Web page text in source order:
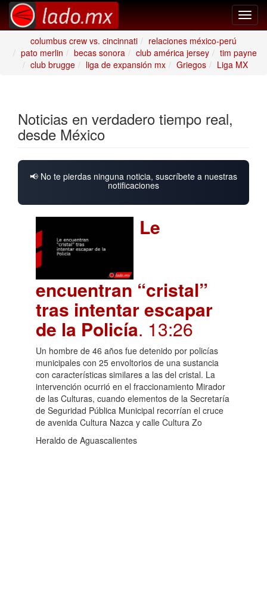
columbus crew vs. cincinnati
relaciones méxico-perú
pato merlin
becas sonora club américa jersey
tim payne
club brugge
liga de expansión mx Griegos Liga MX
Noticias en verdadero tiempo real,
desde México
📢 No te pierdas ninguna noticia, suscríbete a nuestras
notificaciones
Le
encuentran “cristal”
tras intentar escapar
de la Policía. 13:26
Un hombre de 46 años fue detenido por policías
municipales con 25 envoltorios de una sustancia
con características similares a las del cristal. La
intervención ocurrió en el fraccionamiento Mirador
de las Culturas, cuando elementos de la Secretaría
de Seguridad Pública Municipal recorrían el cruce
de avenida Cultura Nazca y calle Cultura Zo
Heraldo de Aguascalientes